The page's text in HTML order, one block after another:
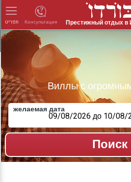
תפריט Престижный отдых в
Консультация
Виллы с
желаемая дата